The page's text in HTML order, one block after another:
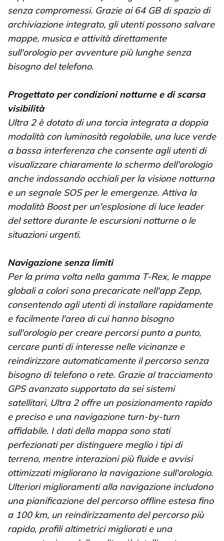
senza compromessi. Grazie ai 64 GB di spazio di
archiviazione integrato, gli utenti possono salvare
mappe, musica e attività direttamente
sull'orologio per avventure più lunghe senza
bisogno del telefono.
Progettato per condizioni notturne e di scarsa
visibilità
Ultra 2 è dotato di una torcia integrata a doppia
modalità con luminosità regolabile, una luce verde
a bassa interferenza che consente agli utenti di
visualizzare chiaramente lo schermo dell'orologio
anche indossando occhiali per la visione notturna
e un segnale SOS per le emergenze. Attiva la
modalità Boost per un'esplosione di luce leader
del settore durante le escursioni notturne o le
situazioni urgenti.
Navigazione senza limiti
Per la prima volta nella gamma T-Rex, le mappe
globali a colori sono precaricate nell'app Zepp,
consentendo agli utenti di installare rapidamente
e facilmente l'area di cui hanno bisogno
sull'orologio per creare percorsi punto a punto,
cercare punti di interesse nelle vicinanze e
reindirizzare automaticamente il percorso senza
bisogno di telefono o rete. Grazie al tracciamento
GPS avanzato supportato da sei sistemi
satellitari, Ultra 2 offre un posizionamento rapido
e preciso e una navigazione turn-by-turn
affidabile. I dati della mappa sono stati
perfezionati per distinguere meglio i tipi di
terreno, mentre interazioni più fluide e avvisi
ottimizzati migliorano la navigazione sull'orologio.
Ulteriori miglioramenti alla navigazione includono
una pianificazione del percorso offline estesa fino
a 100 km, un reindirizzamento del percorso più
rapido, profili altimetrici migliorati e una